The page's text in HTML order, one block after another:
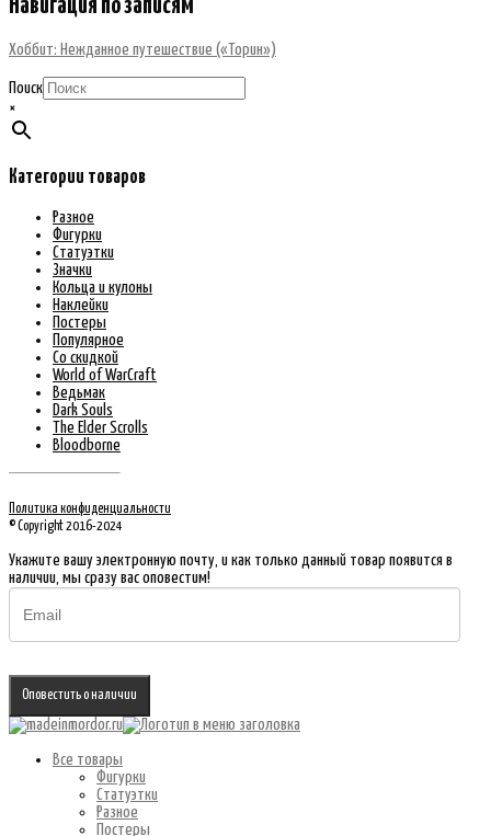
Навигация по записям
Хоббит: Нежданное путешествие («Торин»)
Поиск
×
Категории товаров
Разное
Фигурки
Статуэтки
Значки
Кольца и кулоны
Наклейки
Постеры
Популярное
Со скидкой
World of WarCraft
Ведьмак
Dark Souls
The Elder Scrolls
Bloodborne
Политика конфиденциальности
© Copyright 2016-2024
Укажите вашу электронную почту, и как только данный товар появится в
наличии, мы сразу вас оповестим!
Оповестить о наличии
Все товары
Фигурки
Статуэтки
Разное
Постеры